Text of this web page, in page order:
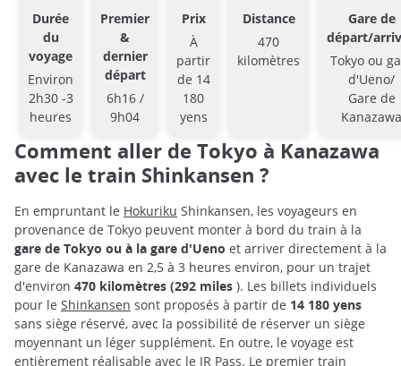
Durée
du
voyage
Environ
2h30 -3
heures
Premier
&
dernier
départ
6h16 /
9h04
Prix
À
partir
de 14
180
yens
Distance
470
kilomètres
Gare de
départ/
Tokyo ou
d'Ueno/
Gare de
Kanazawa
Comment aller de Tokyo à Kanazawa
avec le train Shinkansen ?
En empruntant le Hokuriku Shinkansen, les voyageurs en
provenance de Tokyo peuvent monter à bord du train à la
gare de Tokyo ou à la gare d'Ueno et arriver directement à la
gare de Kanazawa en 2,5 à 3 heures environ, pour un trajet
d'environ 470 kilomètres (292 miles ). Les billets individuels
pour le Shinkansen sont proposés à partir de 14 180 yens
sans siège réservé, avec la possibilité de réserver un siège
moyennant un léger supplément. En outre, le voyage est
entièrement réalisable avec le JR Pass. Le premier train